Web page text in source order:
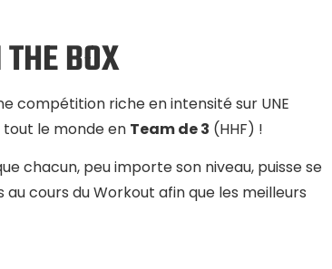
BOX
compétition riche en intensité sur UNE
tout le monde en Team de 3 (HHF) !
chacun, peu importe son niveau, puisse se
cours du Workout afin que les meilleurs